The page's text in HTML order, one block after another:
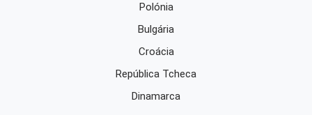
Polónia
Bulgária
Croácia
República Tcheca
Dinamarca